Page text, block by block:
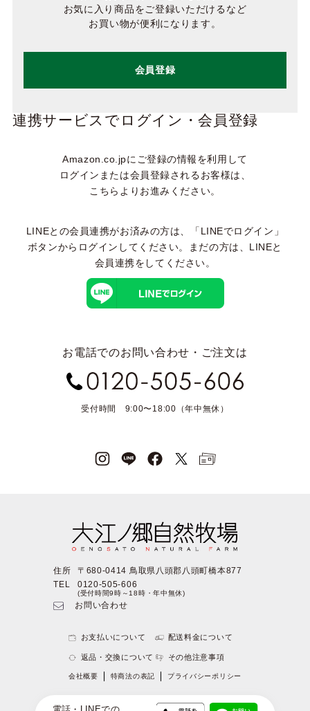
お気に入り商品をご登録いただけるなど
お買い物が便利になります。
会員登録
連携サービスでログイン・会員登録
Amazon.co.jpにご登録の情報を利用して
ログインまたは会員登録されるお客様は、
こちらよりお進みください。
LINEとの会員連携がお済みの方は、「LINEでログイン」
ボタンからログインしてください。まだの方は、 LINEと
会員連携をしてください。
お電話でのお問い合わせ・ご注文は
受付時間 9:00〜18:00（年中無休）
住所
〒680-0414 鳥取県八頭郡八頭町橋本877
TEL
0120-505-606
(受付時間9時～18時・年中無休)
お問い合わせ
お支払いについて 配送料金について
返品・交換について その他注意事項
会社概要 特商法の表記 プライバシーポリシー
Copyright c 大江ノ郷リゾート All Rights Reserved